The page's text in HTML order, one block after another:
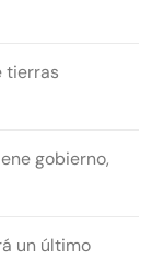
tierras
gobierno,
un último